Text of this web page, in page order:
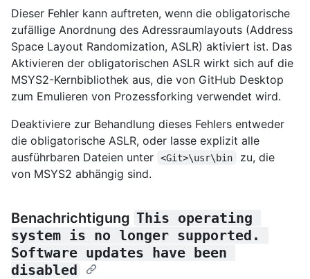
Dieser Fehler kann auftreten, wenn die obligatorische
zufällige Anordnung des Adressraumlayouts (Address
Space Layout Randomization, ASLR) aktiviert ist. Das
Aktivieren der obligatorischen ASLR wirkt sich auf die
MSYS2-Kernbibliothek aus, die von GitHub Desktop
zum Emulieren von Prozessforking verwendet wird.
Deaktiviere zur Behandlung dieses Fehlers entweder
die obligatorische ASLR, oder lasse explizit alle
ausführbaren Dateien unter
<Git>\usr\bin
zu, die
von MSYS2 abhängig sind.
Benachrichtigung This operating
system is no longer supported.
Software updates have been
disabled